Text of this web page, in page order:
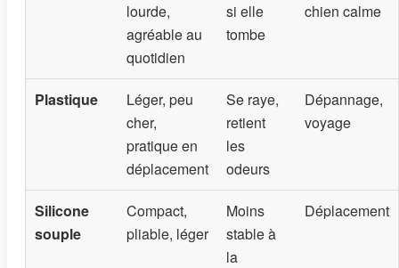
lourde,
agréable au
quotidien
si elle
tombe
chien calme
Plastique
Léger, peu
cher,
pratique en
déplacement
Se raye,
retient
les
odeurs
Dépannage,
voyage
Silicone
souple
Compact,
pliable, léger
Moins
stable à
la
Déplacement